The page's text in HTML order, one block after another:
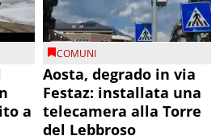
a
COMUNI
Aosta, degrado in via
Festaz: installata una
telecamera alla Torre
del Lebbroso